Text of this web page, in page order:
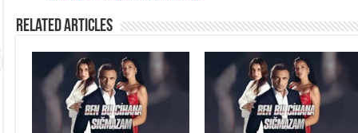
Related Articles